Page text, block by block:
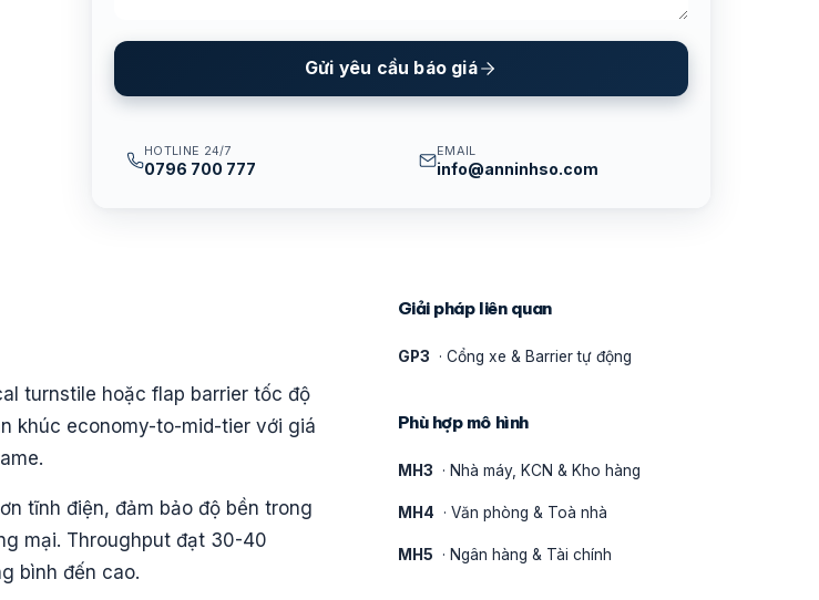
Gửi yêu cầu báo giá
HOTLINE 24/7
0796 700 777
EMAIL
info@anninhso.com
turnstile hoặc flap barrier tốc độ
khúc economy-to-mid-tier với giá
tĩnh điện, đảm bảo độ bền trong
mại. Throughput đạt 30-40
bình đến cao.
Giải pháp liên quan
GP3 · Cổng xe & Barrier tự động
Phù hợp mô hình
MH3 · Nhà máy, KCN & Kho hàng
MH4 · Văn phòng & Toà nhà
MH5 · Ngân hàng & Tài chính